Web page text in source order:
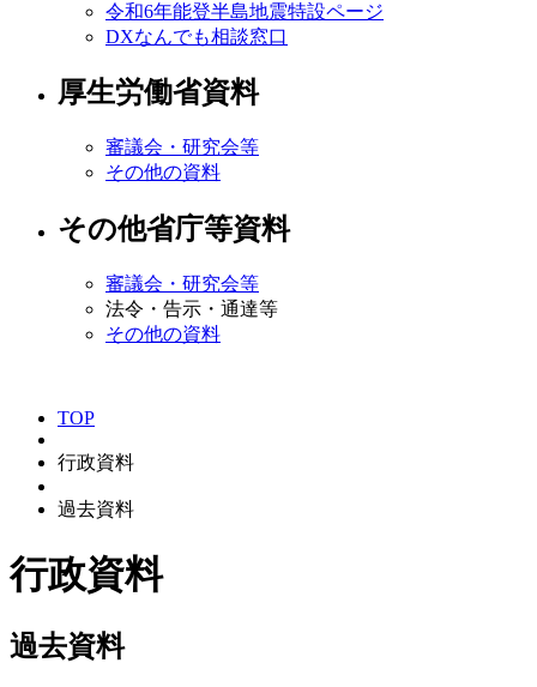
令和6年能登半島地震特設ページ
DXなんでも相談窓口
厚生労働省資料
審議会・研究会等
その他の資料
その他省庁等資料
審議会・研究会等
法令・告示・通達等
その他の資料
TOP
行政資料
過去資料
行政資料
過去資料